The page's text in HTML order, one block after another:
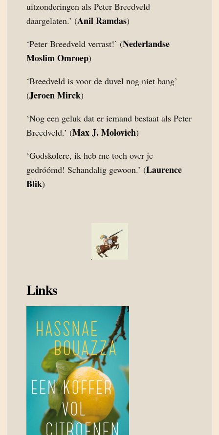
uitzonderingen als Peter Breedveld
daargelaten.’ (Anil Ramdas)
‘Peter Breedveld verrast!’ (Nederlandse
Moslim Omroep)
‘Breedveld is voor de duvel nog niet bang’
(Jeroen Mirck)
‘Nog een geluk dat er iemand bestaat als Peter
Breedveld.’ (Max J. Molovich)
‘Godskolere, ik heb me toch over je
gedróómd! Schandalig gewoon.’ (Laurence
Blik)
Links